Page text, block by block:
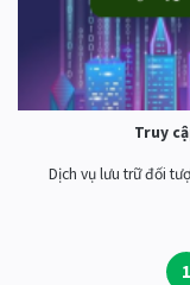
Truy
Dịch vụ lưu trữ đối
1